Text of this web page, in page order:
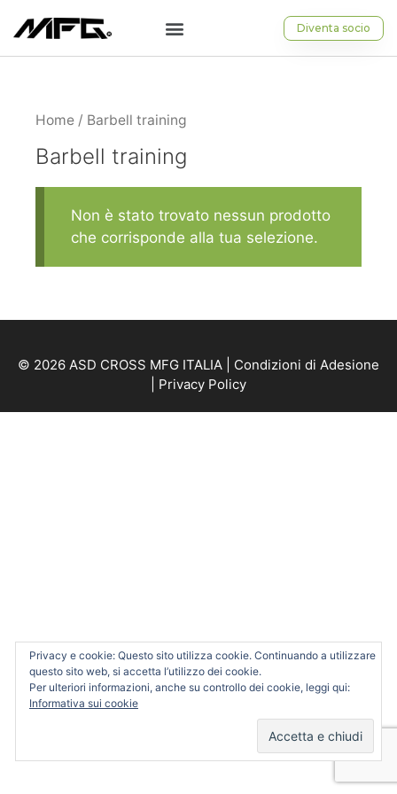
Diventa socio
Home / Barbell training
Barbell training
Non è stato trovato nessun prodotto
che corrisponde alla tua selezione.
© 2026 ASD CROSS MFG ITALIA | Condizioni di Adesione
Privacy Policy
Privacy e cookie: Questo sito utilizza cookie. Continuando a utilizzare
questo sito web, si accetta l’utilizzo dei cookie.
Per ulteriori informazioni, anche su controllo dei cookie, leggi qui:
Informativa sui cookie